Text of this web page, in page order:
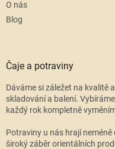
O nás
Blog
Čaje a potraviny
Dáváme si záležet na kvalitě
skladování a balení.
každý rok kompletně
Potraviny u nás hrají
široký záběr orientálních